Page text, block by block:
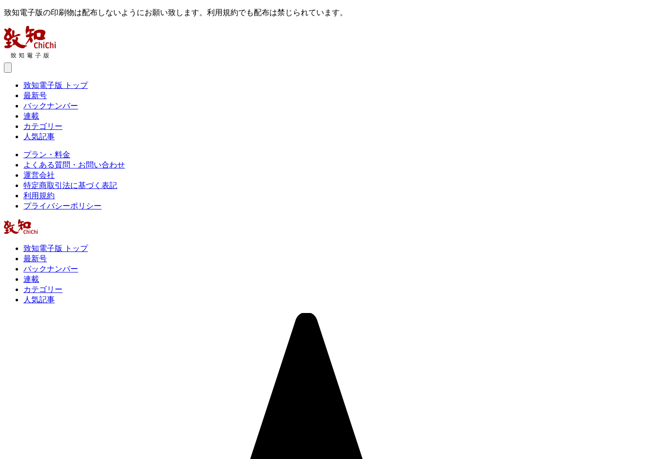
致知電子版の印刷物は配布しないようにお願い致します。利用規約でも配布は禁じられています。
致知電子版 トップ
最新号
バックナンバー
連載
カテゴリー
人気記事
プラン・料金
よくある質問・お問い合わせ
運営会社
特定商取引法に基づく表記
利用規約
プライバシーポリシー
致知電子版 トップ
最新号
バックナンバー
連載
カテゴリー
人気記事